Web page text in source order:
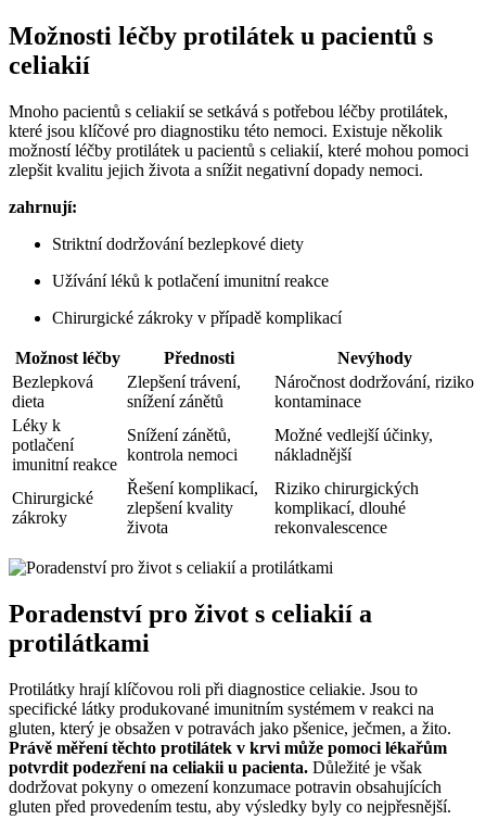
Možnosti léčby protilátek u pacientů s
celiakií
Mnoho pacientů ⁤s celiakií se setkává s potřebou léčby protilátek,
které jsou ‍klíčové pro diagnostiku této nemoci. Existuje několik
možností ‌léčby protilátek u pacientů s celiakií, které mohou‌ pomoci
zlepšit kvalitu ⁣jejich‍ života a snížit negativní dopady nemoci.
zahrnují:
Striktní dodržování bezlepkové diety
Užívání léků k potlačení‍ imunitní reakce
Chirurgické zákroky v případě komplikací
Možnost léčby Přednosti
Nevýhody
Bezlepková
dieta
Zlepšení trávení,
snížení zánětů
Náročnost dodržování, riziko
kontaminace
Léky k
potlačení
imunitní reakce
Snížení zánětů,
kontrola nemoci
Možné vedlejší účinky,
nákladnější
Chirurgické
zákroky
Řešení komplikací,
zlepšení kvality
života
Riziko chirurgických
komplikací, dlouhé
rekonvalescence
Poradenství pro život s celiakií⁣ a
protilátkami
Protilátky hrají ⁣klíčovou roli při diagnostice celiakie. Jsou to
specifické látky produkované imunitním systémem v reakci na
gluten, který je obsažen v potravách jako pšenice, ‍ječmen, a žito.
Právě měření těchto protilátek v krvi může pomoci lékařům
potvrdit podezření na⁤ celiakii u⁣ pacienta. Důležité je však
dodržovat pokyny o‌ omezení ​konzumace potravin obsahujících
gluten před⁤ provedením testu, aby výsledky byly co nejpřesnější.